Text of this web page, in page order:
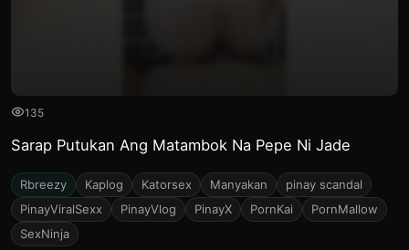
135
Sarap Putukan Ang Matambok Na Pepe Ni Jade
Rbreezy Kaplog Katorsex Manyakan
pinay scandal
PinayViralSexx
PinayVlog PinayX PornKai
PornMallow
SexNinja